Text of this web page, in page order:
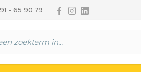
- 65 90 79 Volg ons via
Volg ons via
Volg ons via